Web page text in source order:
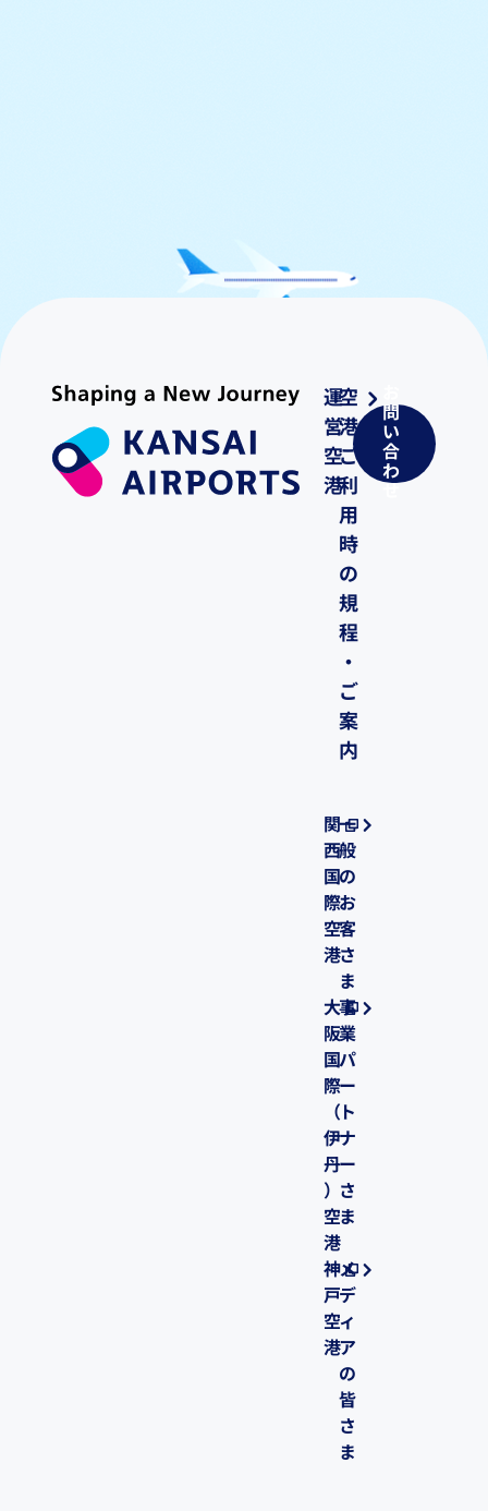
運
営
空
港
関
西
国
際
空
港
大
阪
国
際
（
伊
丹
）
空
港
神
戸
空
港
空
港
ご
利
用
時
の
規
程
・
ご
案
内
一
般
の
お
客
さ
ま
事
業
パ
ー
ト
ナ
ー
さ
ま
メ
デ
ィ
ア
の
皆
さ
ま
問
い
合
わ